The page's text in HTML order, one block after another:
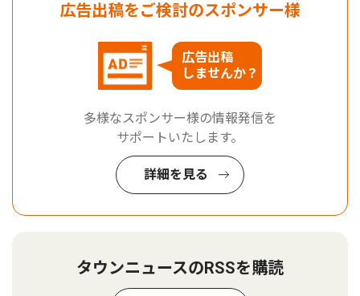
広告出稿をご検討のスポンサー様
広告出稿
しませんか？
多様なスポンサー様の情報発信を
サポートいたします。
詳細を見る
タウンニュースのRSSを購読